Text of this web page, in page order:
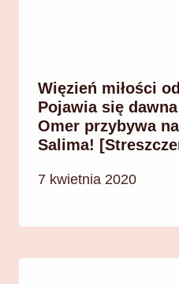
Więzień miłości
Pojawia się
Omer przybywa
Salima!
7 kwietnia 2020